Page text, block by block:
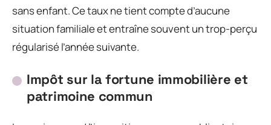
sans enfant. Ce taux ne tient compte d’aucune
situation familiale et entraîne souvent un trop-perçu
régularisé l’année suivante.
Impôt sur la fortune immobilière et
patrimoine commun